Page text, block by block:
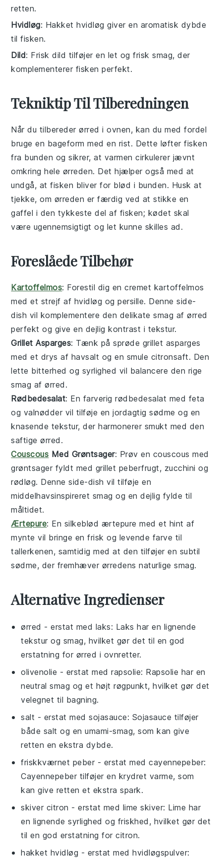
retten.
Hvidløg: Hakket hvidløg giver en aromatisk dybde
til fisken.
Dild: Frisk dild tilføjer en let og frisk smag, der
komplementerer fisken perfekt.
Tekniktip Til Tilberedningen
Når du tilberederørred i ovnen, kan du med fordel
bruge en bageform med en rist. Dette løfter fisken
fra bunden og sikrer, at varmen cirkulerer jævnt
omkring hele ørreden. Det hjælper også med at
undgå, at fisken bliver for blød i bunden. Husk at
tjekke, om ørreden er færdig ved at stikke en
gaffel i den tykkeste del af fisken; kødet skal
være ugennemsigtigt og let kunne skilles ad.
Foreslåede Tilbehør
Kartoffelmos: Forestil dig en cremet kartoffelmos
med et strejf af hvidløg ogpersille. Denneside-
dish vil komplementere den delikate smag aførred
perfekt og give en dejlig kontrast i tekstur.
Grillet Asparges: Tænk på sprøde grillet asparges
med et drys af havsalt og en smule citronsaft. Den
lette bitterhed og syrlighed vil balancere den rige
smag aførred .
Rødbedesalat: En farverigrødbedesalat med feta
og valnødder vil tilføje en jordagtig sødme og en
knasende tekstur, der harmonerer smukt med den
saftigeørred .
Couscous Med Grøntsager: Prøv en couscous med
grøntsager fyldt med grillet peberfrugt, zucchini og
rødløg. Denneside-dish vil tilføje en
middelhavsinspireret smag og en dejlig fylde til
måltidet.
Ærtepure: En silkeblød ærtepure med et hint af
mynte vil bringe en frisk og levende farve til
tallerkenen, samtidig med at den tilføjer en subtil
sødme, der fremhæver ørredens naturlige smag.
Alternative Ingredienser
ørred - erstat med laks: Laks har en lignende
tekstur og smag, hvilket gør det til en god
erstatning for ørred i ovnretter.
olivenolie - erstat medrapsolie: Rapsolie har en
neutral smag og et højt røgpunkt, hvilket gør det
velegnet til bagning.
salt - erstat medsojasauce: Sojasauce tilføjer
både salt og en umami-smag, som kan give
retten en ekstra dybde.
friskkværnet peber - erstat medcayennepeber:
Cayennepeber tilføjer en krydret varme, som
kan give retten et ekstra spark.
skiver citron - erstat med lime skiver: Lime har
en lignende syrlighed og friskhed, hvilket gør det
til en god erstatning for citron.
hakket hvidløg - erstat medhvidløgspulver: